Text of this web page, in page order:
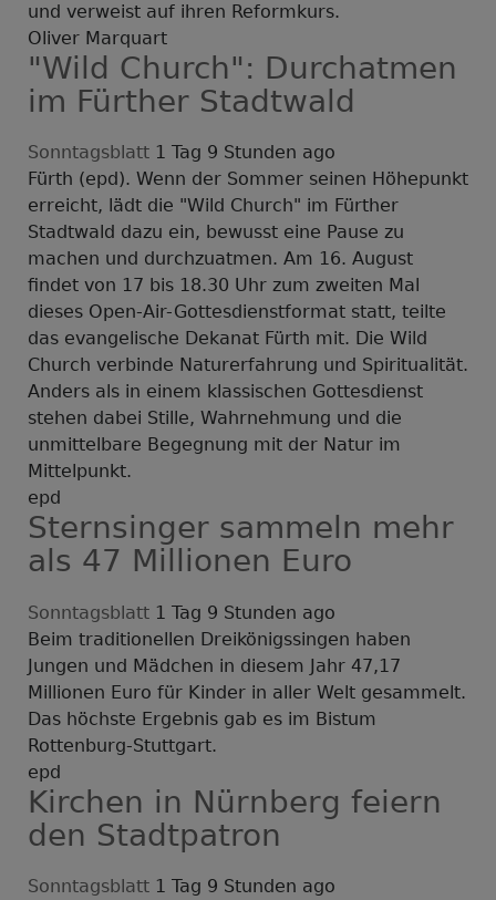
und verweist auf ihren Reformkurs.
Oliver Marquart
"Wild Church": Durchatmen
im Fürther Stadtwald
Sonntagsblatt 1 Tag 9 Stunden ago
Fürth (epd). Wenn der Sommer seinen Höhepunkt
erreicht, lädt die "Wild Church" im Fürther
Stadtwald dazu ein, bewusst eine Pause zu
machen und durchzuatmen. Am 16. August
findet von 17 bis 18.30 Uhr zum zweiten Mal
dieses Open-Air-Gottesdienstformat statt, teilte
das evangelische Dekanat Fürth mit. Die Wild
Church verbinde Naturerfahrung und Spiritualität.
Anders als in einem klassischen Gottesdienst
stehen dabei Stille, Wahrnehmung und die
unmittelbare Begegnung mit der Natur im
Mittelpunkt.
epd
Sternsinger sammeln mehr
als 47 Millionen Euro
Sonntagsblatt 1 Tag 9 Stunden ago
Beim traditionellen Dreikönigssingen haben
Jungen und Mädchen in diesem Jahr 47,17
Millionen Euro für Kinder in aller Welt gesammelt.
Das höchste Ergebnis gab es im Bistum
Rottenburg-Stuttgart.
epd
Kirchen in Nürnberg feiern
den Stadtpatron
Sonntagsblatt 1 Tag 9 Stunden ago